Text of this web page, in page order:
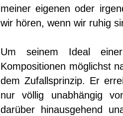
meiner eigenen oder
wir hören, wenn wir ruhig
Um seinem Ideal
Kompositionen möglichst
dem Zufallsprinzip. Er
nur völlig unabhängig
darüber hinausgehend